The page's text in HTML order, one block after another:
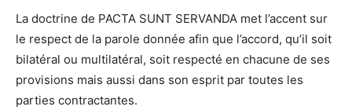
La doctrine de PACTA SUNT SERVANDA met l’accent sur
le respect de la parole donnée afin que l’accord, qu’il soit
bilatéral ou multilatéral, soit respecté en chacune de ses
provisions mais aussi dans son esprit par toutes les
parties contractantes.